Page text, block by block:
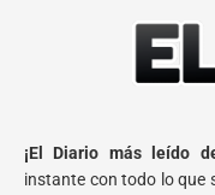
¡El Diario más leído
instante con todo lo que